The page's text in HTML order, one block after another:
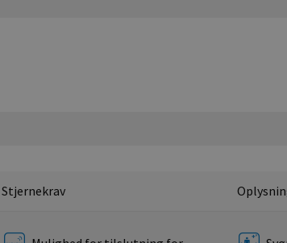
Stjernekrav